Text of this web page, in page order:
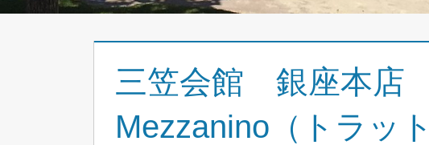
三笠会館 銀座本店
Mezzanino（トラッ